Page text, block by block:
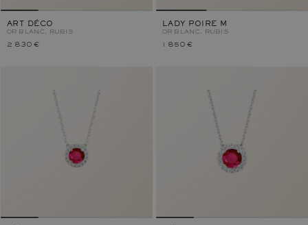
ART DÉCO
OR BLANC, RUBIS
2 830 €
LADY POIRE M
OR BLANC, RUBIS
1 850 €